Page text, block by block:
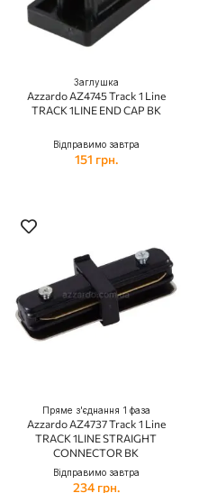
Заглушка
Azzardo AZ4745 Track 1 Line
TRACK 1LINE END CAP BK
Відправимо завтра
151 грн.
Пряме з'єднання 1 фаза
Azzardo AZ4737 Track 1 Line
TRACK 1LINE STRAIGHT
CONNECTOR BK
Відправимо завтра
234 грн.